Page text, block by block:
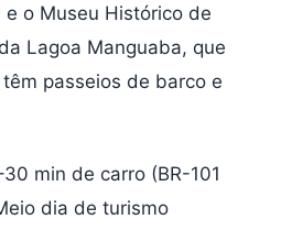
o Museu Histórico de
Lagoa Manguaba, que
passeios de barco e
min de carro (BR-101
dia de turismo